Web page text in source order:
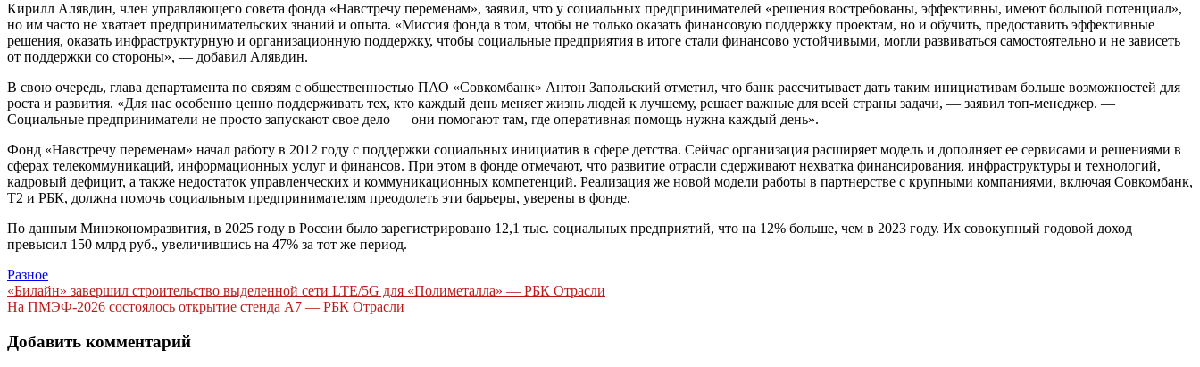
Кирилл Алявдин, член управляющего совета фонда «Навстречу переменам», заявил, что у социальных предпринимателей «решения востребованы, эффективны, имеют большой потенциал»,
но им часто не хватает предпринимательских знаний и опыта. «Миссия фонда в том, чтобы не только оказать финансовую поддержку проектам, но и обучить, предоставить эффективные
решения, оказать инфраструктурную и организационную поддержку, чтобы социальные предприятия в итоге стали финансово устойчивыми, могли развиваться самостоятельно и не зависеть
от поддержки со стороны», — добавил Алявдин.
В свою очередь, глава департамента по связям с общественностью ПАО «Совкомбанк» Антон Запольский отметил, что банк рассчитывает дать таким инициативам больше возможностей для
роста и развития. «Для нас особенно ценно поддерживать тех, кто каждый день меняет жизнь людей к лучшему, решает важные для всей страны задачи, — заявил топ-менеджер. —
Социальные предприниматели не просто запускают свое дело — они помогают там, где оперативная помощь нужна каждый день».
Фонд «Навстречу переменам» начал работу в 2012 году с поддержки социальных инициатив в сфере детства. Сейчас организация расширяет модель и дополняет ее сервисами и решениями в
сферах телекоммуникаций, информационных услуг и финансов. При этом в фонде отмечают, что развитие отрасли сдерживают нехватка финансирования, инфраструктуры и технологий,
кадровый дефицит, а также недостаток управленческих и коммуникационных компетенций. Реализация же новой модели работы в партнерстве с крупными компаниями, включая Совкомбанк,
Т2 и РБК, должна помочь социальным предпринимателям преодолеть эти барьеры, уверены в фонде.
По данным Минэкономразвития, в 2025 году в России было зарегистрировано 12,1 тыс. социальных предприятий, что на 12% больше, чем в 2023 году. Их совокупный годовой доход
превысил 150 млрд руб., увеличившись на 47% за тот же период.
Разное
Навигация
по
записям
«Билайн» завершил строительство выделенной сети LTE/5G для «Полиметалла» — РБК Отрасли
На ПМЭФ-2026 состоялось открытие стенда А7 — РБК Отрасли
Добавить комментарий